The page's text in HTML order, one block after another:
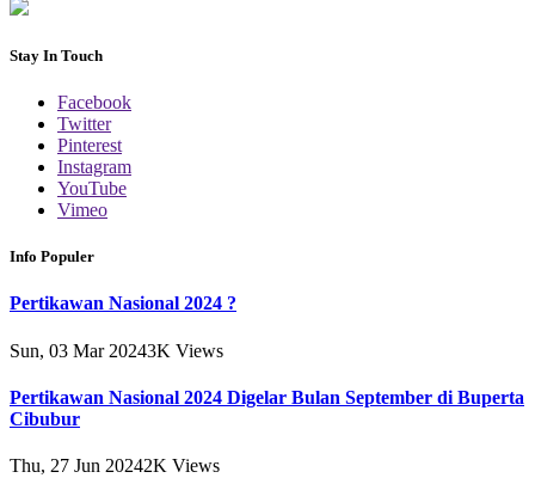
Stay In Touch
Facebook
Twitter
Pinterest
Instagram
YouTube
Vimeo
Info Populer
Pertikawan Nasional 2024 ?
Sun, 03 Mar 20243K Views
Pertikawan Nasional 2024 Digelar Bulan September di Buperta
Cibubur
Thu, 27 Jun 20242K Views